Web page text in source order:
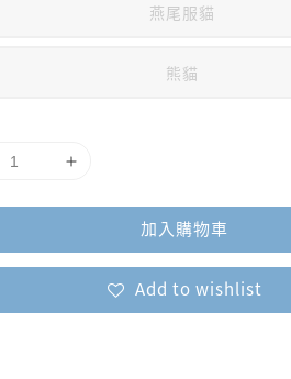
燕尾服貓
熊貓
加入購物車
Add to wishlist